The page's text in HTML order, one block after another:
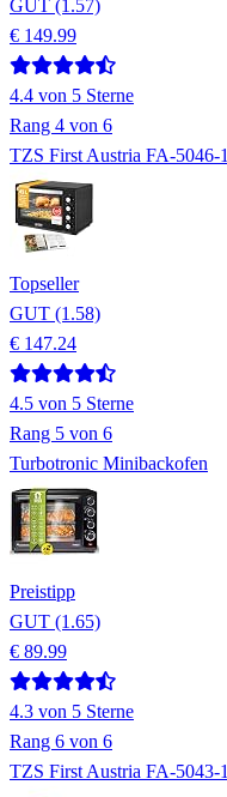
GUT (1.57)
€ 149.99
4.4 von 5 Sterne
Rang 4 von 6
TZS First Austria FA-5046-1
Topseller
GUT (1.58)
€ 147.24
4.5 von 5 Sterne
Rang 5 von 6
Turbotronic Minibackofen
Preistipp
GUT (1.65)
€ 89.99
4.3 von 5 Sterne
Rang 6 von 6
TZS First Austria FA-5043-1